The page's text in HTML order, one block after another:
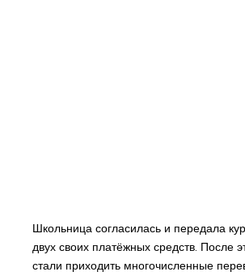
Школьница согласилась и передала
двух своих платёжных средств. После
стали приходить многочисленные